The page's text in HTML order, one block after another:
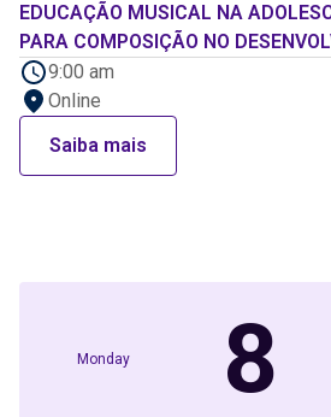
EDUCAÇÃO MUSICAL NA
PARA COMPOSIÇÃO NO
9:00 am
Online
Saiba mais
Monday 8